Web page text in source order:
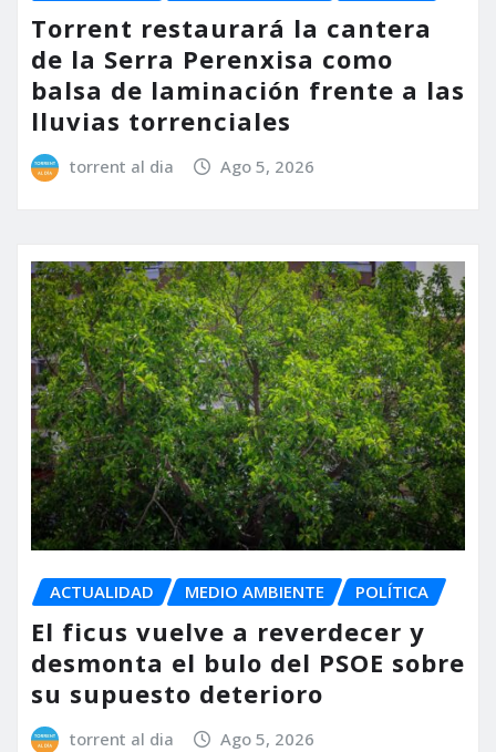
Torrent restaurará la cantera
de la Serra Perenxisa como
balsa de laminación frente a las
lluvias torrenciales
torrent al dia Ago 5, 2026
ACTUALIDAD MEDIO AMBIENTE POLÍTICA
El ficus vuelve a reverdecer y
desmonta el bulo del PSOE sobre
su supuesto deterioro
torrent al dia Ago 5, 2026